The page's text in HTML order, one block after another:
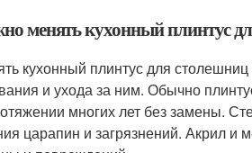
менять кухонный плинтус
кухонный плинтус для
и ухода за ним. Обычно
многих лет без замены.
царапин и загрязнений. Акрил и